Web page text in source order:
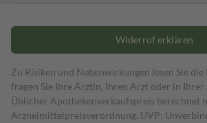
Widerruf erklären
Zu Risiken und Nebenwirkungen lesen Sie die
fragen Sie Ihre Ärztin, Ihren Arzt oder in Ihrer
Üblicher Apothekenverkaufspreis berechnet
Arzneimittelpreisverordnung. UVP: